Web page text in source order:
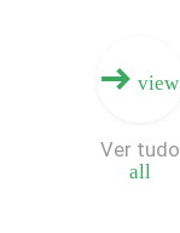
view
all
Ver tudo